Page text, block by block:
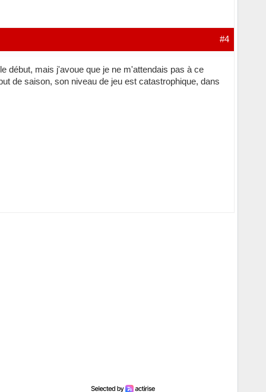
#4
début, mais j'avoue que je ne m'attendais pas à ce
de saison, son niveau de jeu est catastrophique, dans